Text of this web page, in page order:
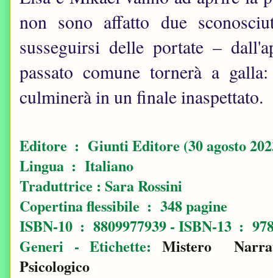
non sono affatto due
susseguirsi delle portate –
passato comune tornerà a
culminerà in un finale inaspettato.
Editore ‏ : ‎ Giunti Editore (30 agosto
Lingua ‏ : ‎ Italiano
Traduttrice : Sara Rossini
Copertina flessibile ‏ : ‎ 348 pagine
ISBN-10 ‏ :
Generi - Etichette: Mistero
Psicologico